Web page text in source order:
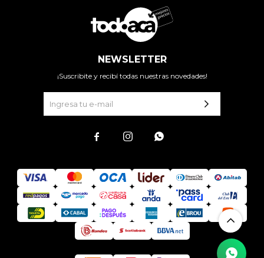
NEWSLETTER
¡Suscribite y recibí todas nuestras novedades!
  